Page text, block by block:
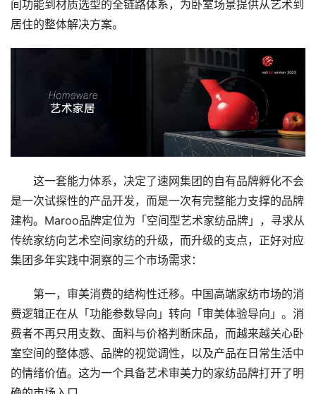
间功能到材质选型的全链路体系，为卧室场景提供从艺术到
居住的整体解决方案。
这一套能力体系，决定了速网集团的自有品牌孵化不会
是一次试探性的产品开发，而是一次有完整能力支撑的品牌
建构。Maroo品牌定位为「空间型艺术家纺品牌」，寻求从
传统家纺向艺术空间家纺的升级，而升级的支点，正好对应
集团多年实践中洞察的三个市场需求：
第一，审美消费的结构性迁移。中国高端家纺市场的消
费逻辑正在从「功能参数导向」转向「审美体验导向」。消
费者不再只用支数、面料与价格判断床品，而越来越关心卧
室空间的整体感、品牌的视觉调性，以及产品在日常生活中
的情绪价值。这为一个具备艺术审美力的家纺品牌打开了明